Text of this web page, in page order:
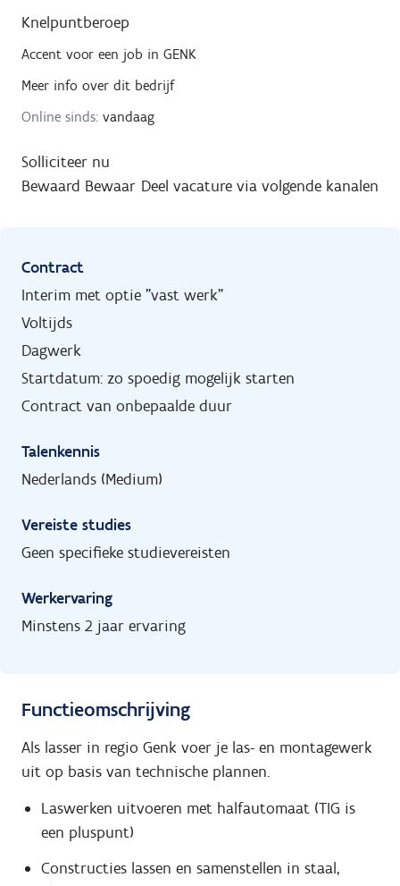
Knelpuntberoep
Accent voor een job in GENK
Meer info over dit bedrijf
Online sinds: vandaag
Solliciteer nu
Bewaard Bewaar Deel vacature via volgende kanalen
Contract
Interim met optie "vast werk"
Voltijds
Dagwerk
Startdatum: zo spoedig mogelijk starten
Contract van onbepaalde duur
Talenkennis
Nederlands (Medium)
Vereiste studies
Geen specifieke studievereisten
Werkervaring
Minstens 2 jaar ervaring
Functieomschrijving
Als lasser in regio Genk voer je las- en montagewerk
uit op basis van technische plannen.
Laswerken uitvoeren met halfautomaat (TIG is
een pluspunt)
Constructies lassen en samenstellen in staal,